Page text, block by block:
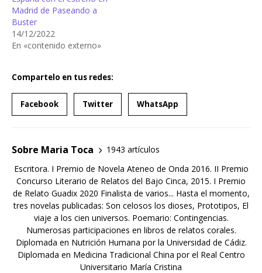
Madrid de Paseando a
Buster
14/12/2022
En «contenido externo»
Compartelo en tus redes:
Facebook Twitter WhatsApp
Sobre Maria Toca
1943 artículos
Escritora. I Premio de Novela Ateneo de Onda 2016. II Premio
Concurso Literario de Relatos del Bajo Cinca, 2015. I Premio
de Relato Guadix 2020 Finalista de varios... Hasta el momento,
tres novelas publicadas: Son celosos los dioses, Prototipos, El
viaje a los cien universos. Poemario: Contingencias.
Numerosas participaciones en libros de relatos corales.
Diplomada en Nutrición Humana por la Universidad de Cádiz.
Diplomada en Medicina Tradicional China por el Real Centro
Universitario María Cristina